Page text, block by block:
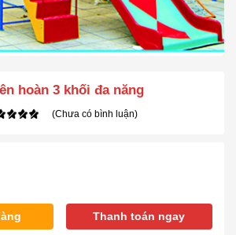
hoàn 3 khối đa năng
(Chưa có bình luận)
Thanh toán ngay